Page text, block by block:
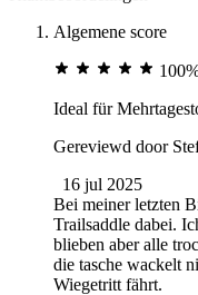
Algemene score
Ideal für
Gereviewd door
16 jul 2025
Bei meiner letzten
Trailsaddle dabei.
blieben aber alle
die tasche wackelt
Wiegetritt fährt.